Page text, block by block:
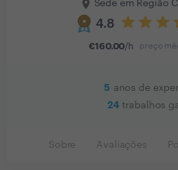
Sede em Região
4.8
€160.00/h preço
5 anos de
24 trabalhos
Sobre Avaliações